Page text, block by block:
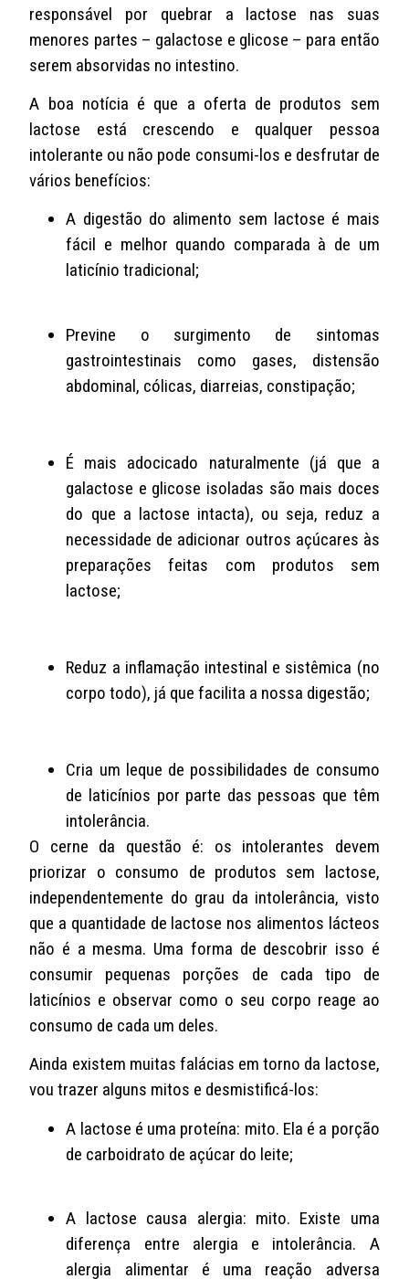
responsável por quebrar a lactose nas suas
menores partes – galactose e glicose – para então
serem absorvidas no intestino.
A boa notícia é que a oferta de produtos sem
lactose está crescendo e qualquer pessoa
intolerante ou não pode consumi-los e desfrutar de
vários benefícios:
A digestão do alimento sem lactose é mais
fácil e melhor quando comparada à de um
laticínio tradicional;
Previne o surgimento de sintomas
gastrointestinais como gases, distensão
abdominal, cólicas, diarreias, constipação;
É mais adocicado naturalmente (já que a
galactose e glicose isoladas são mais doces
do que a lactose intacta), ou seja, reduz a
necessidade de adicionar outros açúcares às
preparações feitas com produtos sem
lactose;
Reduz a inflamação intestinal e sistêmica (no
corpo todo), já que facilita a nossa digestão;
Cria um leque de possibilidades de consumo
de laticínios por parte das pessoas que têm
intolerância.
O cerne da questão é: os intolerantes devem
priorizar o consumo de produtos sem lactose,
independentemente do grau da intolerância, visto
que a quantidade de lactose nos alimentos lácteos
não é a mesma. Uma forma de descobrir isso é
consumir pequenas porções de cada tipo de
laticínios e observar como o seu corpo reage ao
consumo de cada um deles.
Ainda existem muitas falácias em torno da lactose,
vou trazer alguns mitos e desmistificá-los:
A lactose é uma proteína: mito. Ela é a porção
de carboidrato de açúcar do leite;
A lactose causa alergia: mito. Existe uma
diferença entre alergia e intolerância. A
alergia alimentar é uma reação adversa